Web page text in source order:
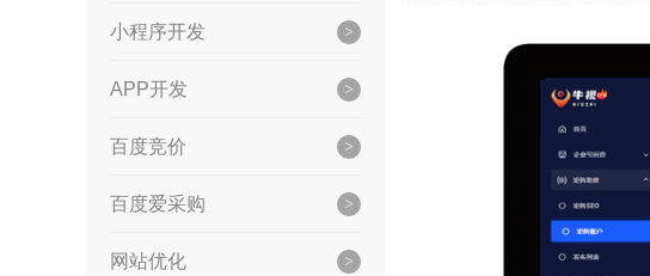
小程序开发
APP开发
百度竞价
百度爱采购
网站优化